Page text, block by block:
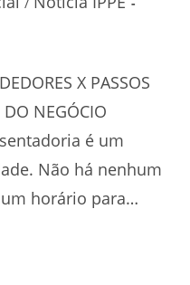
X PASSOS
DO NEGÓCIO
é um
Não há nenhum
horário para…